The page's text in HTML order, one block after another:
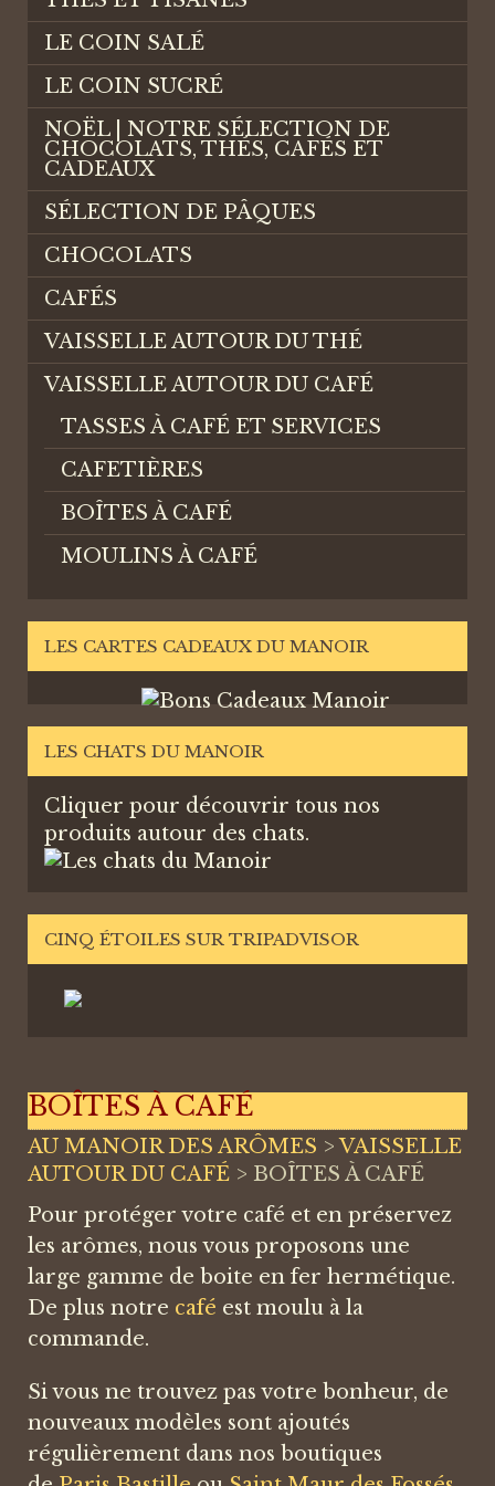
LE COIN SALÉ
LE COIN SUCRÉ
NOËL | NOTRE SÉLECTION DE
CHOCOLATS, THÉS, CAFÉS ET
CADEAUX
SÉLECTION DE PÂQUES
CHOCOLATS
CAFÉS
VAISSELLE AUTOUR DU THÉ
VAISSELLE AUTOUR DU CAFÉ
TASSES À CAFÉ ET SERVICES
CAFETIÈRES
BOÎTES À CAFÉ
MOULINS À CAFÉ
LES CARTES CADEAUX DU MANOIR
LES CHATS DU MANOIR
Cliquer pour découvrir tous nos
produits autour des chats.
CINQ ÉTOILES SUR TRIPADVISOR
BOÎTES À CAFÉ
AU MANOIR DES ARÔMES >VAISSELLE
AUTOUR DU CAFÉ > BOÎTES À CAFÉ
Pour protéger votre café et en préservez
les arômes, nous vous proposons une
large gamme de boite en fer hermétique.
De plus notre café est moulu à la
commande.
Si vous ne trouvez pas votre bonheur, de
nouveaux modèles sont ajoutés
régulièrement dans nos boutiques